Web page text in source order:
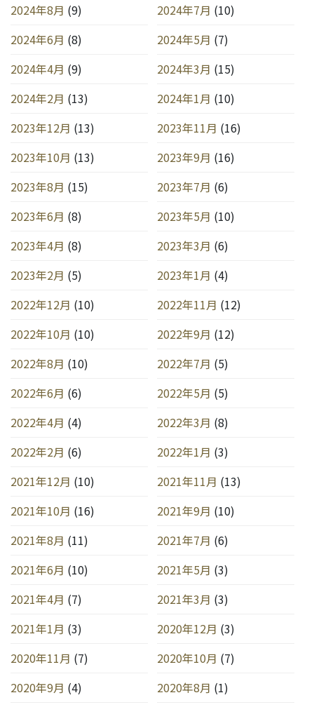
2024年8月 (9) 2024年7月 (10)
2024年6月 (8) 2024年5月 (7)
2024年4月 (9) 2024年3月 (15)
2024年2月 (13) 2024年1月 (10)
2023年12月 (13) 2023年11月 (16)
2023年10月 (13) 2023年9月 (16)
2023年8月 (15) 2023年7月 (6)
2023年6月 (8) 2023年5月 (10)
2023年4月 (8) 2023年3月 (6)
2023年2月 (5) 2023年1月 (4)
2022年12月 (10) 2022年11月 (12)
2022年10月 (10) 2022年9月 (12)
2022年8月 (10) 2022年7月 (5)
2022年6月 (6) 2022年5月 (5)
2022年4月 (4) 2022年3月 (8)
2022年2月 (6) 2022年1月 (3)
2021年12月 (10) 2021年11月 (13)
2021年10月 (16) 2021年9月 (10)
2021年8月 (11) 2021年7月 (6)
2021年6月 (10) 2021年5月 (3)
2021年4月 (7) 2021年3月 (3)
2021年1月 (3) 2020年12月 (3)
2020年11月 (7) 2020年10月 (7)
2020年9月 (4) 2020年8月 (1)